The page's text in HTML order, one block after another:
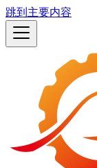
跳到主要内容